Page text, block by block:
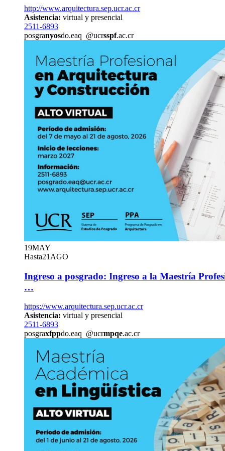
http://www.arquitectura.sep.ucr.ac.cr
Asistencia: virtual y presencial
2511-6893
posgranyosdo.eaq @ucrsspf.ac.cr
19MAY
Hasta21 AGO
Ingreso a posgrado: Ingreso a la Maestría
…
https://www.arquitectura.sep.ucr.ac.cr
Asistencia: virtual y presencial
2511-6893
posgraxfppdo.eaq @ucrmpqe.ac.cr